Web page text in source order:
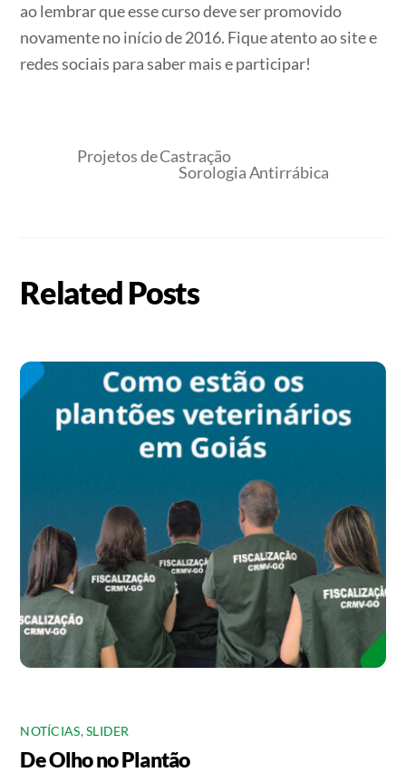
ao lembrar que esse curso deve ser promovido
novamente no início de 2016. Fique atento ao site e
redes sociais para saber mais e participar!
Projetos de Castração
Sorologia Antirrábica
Related Posts
NOTÍCIAS,SLIDER
De Olho no Plantão